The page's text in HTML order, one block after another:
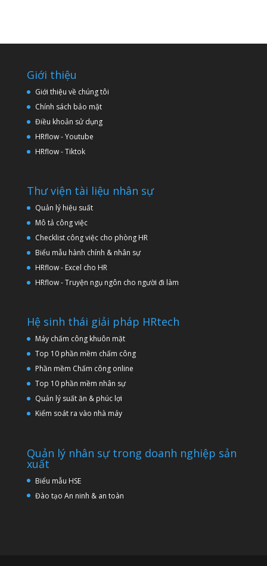
Giới thiệu
Giới thiệu về chúng tôi
Chính sách bảo mật
Điều khoản sử dụng
HRflow - Youtube
HRflow - Tiktok
Thư viện tài liệu nhân sự
Quản lý hiệu suất
Mô tả công việc
Checklist công việc cho phòng HR
Biểu mẫu hành chính & nhân sự
HRflow - Excel cho HR
HRflow - Truyện ngụ ngôn cho người đi làm
Hệ sinh thái giải pháp HRtech
Máy chấm công khuôn mặt
Top 10 phần mềm chấm công
Phần mềm Chấm công online
Top 10 phần mềm nhân sự
Quản lý suất ăn & phúc lợi
Kiểm soát ra vào nhà máy
Quản lý nhân sự trong doanh nghiệp sản
xuất
Biểu mẫu HSE
Đào tạo An ninh & an toàn